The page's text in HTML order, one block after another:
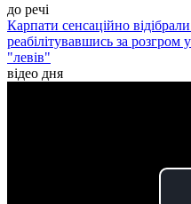
до речі
Карпати сенсаційно
реабілітувавшись за
"левів"
відео дня